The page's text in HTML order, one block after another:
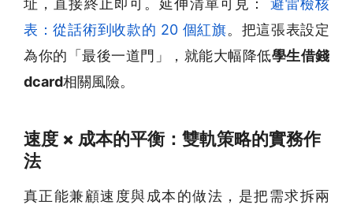
表：從話術到收款的 20 個紅旗。把這張表設定
為你的「最後一道門」，就能大幅降低學生借錢
dcard相關風險。
速度 × 成本的平衡：雙軌策略的實務作
法
真正能兼顧速度與成本的做法，是把需求拆兩